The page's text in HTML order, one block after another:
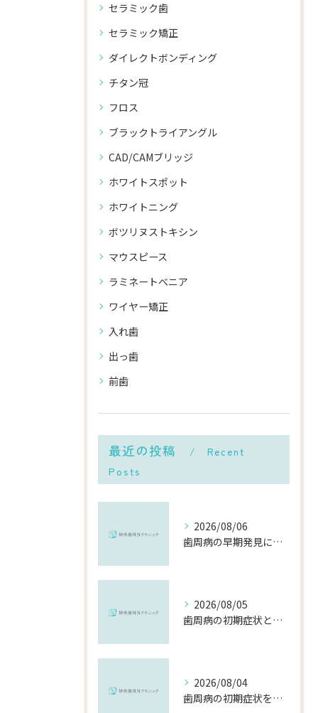
セラミック歯
セラミック矯正
ダイレクトボンディング
チタン冠
フロス
ブラックトライアングル
CAD/CAMブリッジ
ホワイトスポット
ホワイトニング
ボツリヌストキシン
マウスピース
ラミネートべニア
ワイヤー矯正
入れ歯
出っ歯
前歯
最近の投稿
Recent
Posts
2026/08/06
歯周病の早期発見に役立つチェック方法と千葉県市川市で受診するメリット
2026/08/05
歯周病の初期症状と千葉県市川市で早期に対策を始めるポイント
2026/08/04
歯周病の初期症状を見逃さないために知っておきたいポイントと対策